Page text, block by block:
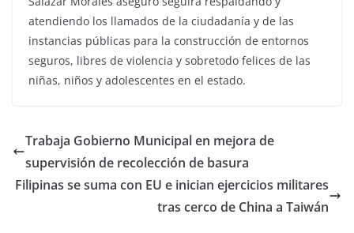
atendiendo los llamados de la ciudadanía y de las
instancias públicas para la construcción de entornos
seguros, libres de violencia y sobretodo felices de las
niñas, niños y adolescentes en el estado.
Trabaja Gobierno Municipal en mejora de
supervisión de recolección de basura
Filipinas se suma con EU e inician ejercicios militares
tras cerco de China a Taiwán